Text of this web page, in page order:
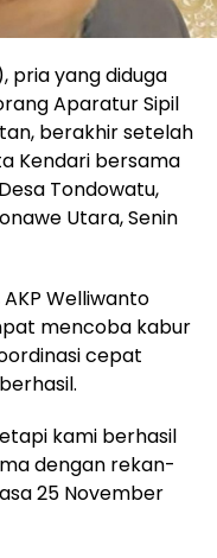
pria yang diduga
Aparatur Sipil
berakhir setelah
Kendari bersama
Tondowatu,
Utara, Senin
Welliwanto
mencoba kabur
cepat
kami berhasil
dengan rekan-
25 November